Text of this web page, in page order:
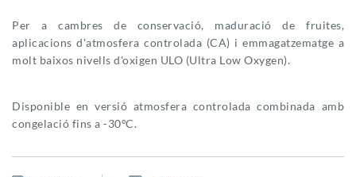
Per a cambres de conservació, maduració de fruites,
aplicacions d'atmosfera controlada (CA) i emmagatzematge a
molt baixos nivells d'oxigen ULO (Ultra Low Oxygen).
Disponible en versió atmosfera controlada combinada amb
congelació fins a -30ºC.